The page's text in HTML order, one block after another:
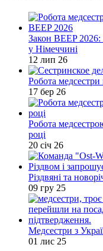
Закон BEEP
у Німеччині
12 лип 26
Робота медсестри
17 бер 26
Робота
році
20 січ 26
Різдвяні та
09 гру 25
Медсестри з
01 лис 25